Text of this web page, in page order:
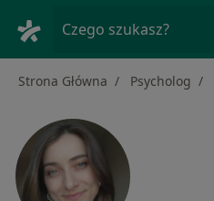
Czego szukasz?
Strona Główna Psycholog